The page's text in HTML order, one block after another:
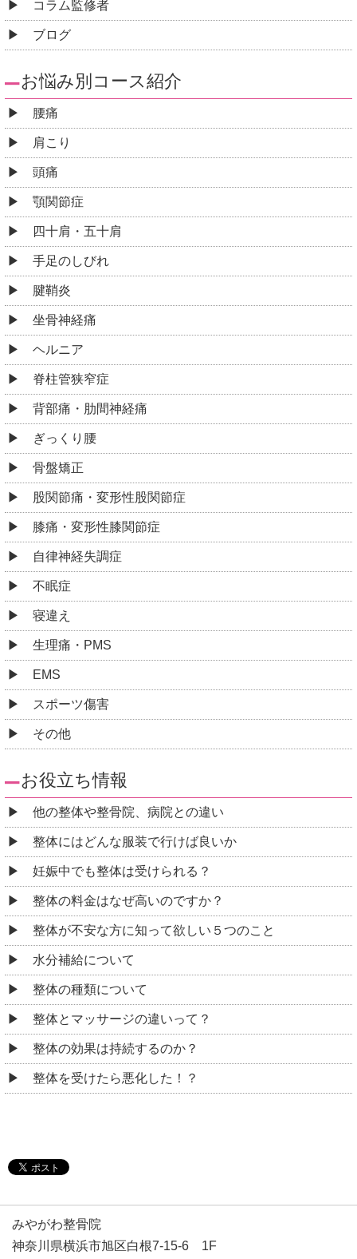
コラム監修者
ブログ
お悩み別コース紹介
腰痛
肩こり
頭痛
顎関節症
四十肩・五十肩
手足のしびれ
腱鞘炎
坐骨神経痛
ヘルニア
脊柱管狭窄症
背部痛・肋間神経痛
ぎっくり腰
骨盤矯正
股関節痛・変形性股関節症
膝痛・変形性膝関節症
自律神経失調症
不眠症
寝違え
生理痛・PMS
EMS
スポーツ傷害
その他
お役立ち情報
他の整体や整骨院、病院との違い
整体にはどんな服装で行けば良いか
妊娠中でも整体は受けられる？
整体の料金はなぜ高いのですか？
整体が不安な方に知って欲しい５つのこと
水分補給について
整体の種類について
整体とマッサージの違いって？
整体の効果は持続するのか？
整体を受けたら悪化した！？
みやがわ整骨院
神奈川県横浜市旭区白根7-15-6 1F